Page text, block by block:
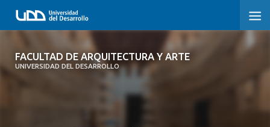
FACULTAD DE ARQUITECTURA Y ARTE
UNIVERSIDAD DEL DESARROLLO
FACULTAD DE ARQUITECTURA Y ARTE